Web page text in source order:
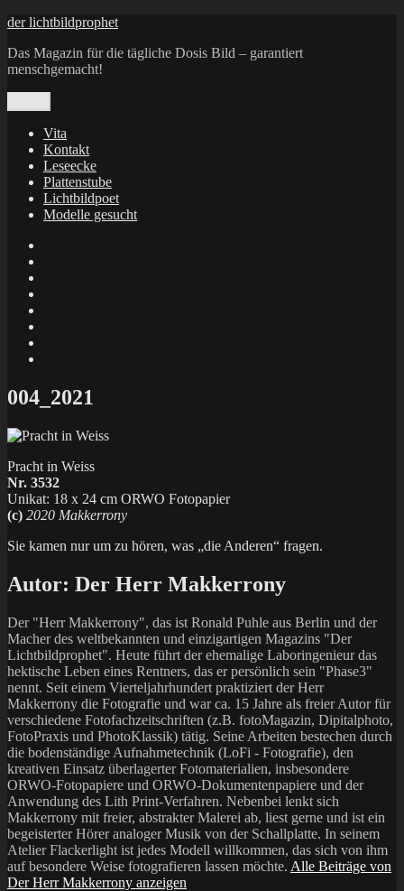
Zum
springen
der lichtbildprophet
Das Magazin für die tägliche Dosis Bild – garantiert
menschgemacht!
Vita
Kontakt
Leseecke
Plattenstube
Lichtbildpoet
Modelle gesucht
X
004_2021
Pracht in Weiss
Nr. 3532
Unikat: 18 x 24 cm ORWO Fotopapier
(c) 2020 Makkerrony
Sie kamen nur um zu hören, was „die Anderen“ fragen.
Autor: Der Herr Makkerrony
Der "Herr Makkerrony", das ist Ronald Puhle aus Berlin und der
Macher des weltbekannten und einzigartigen Magazins "Der
Lichtbildprophet". Heute führt der ehemalige Laboringenieur das
hektische Leben eines Rentners, das er persönlich sein "Phase3"
nennt. Seit einem Vierteljahrhundert praktiziert der Herr
Makkerrony die Fotografie und war ca. 15 Jahre als freier Autor für
verschiedene Fotofachzeitschriften (z.B. fotoMagazin, Dipitalphoto,
FotoPraxis und PhotoKlassik) tätig. Seine Arbeiten bestechen durch
die bodenständige Aufnahmetechnik (LoFi - Fotografie), den
kreativen Einsatz überlagerter Fotomaterialien, insbesondere
ORWO-Fotopapiere und ORWO-Dokumentenpapiere und der
Anwendung des Lith Print-Verfahren. Nebenbei lenkt sich
Makkerrony mit freier, abstrakter Malerei ab, liest gerne und ist ein
begeisterter Hörer analoger Musik von der Schallplatte. In seinem
Atelier Flackerlight ist jedes Modell willkommen, das sich von ihm
auf besondere Weise fotografieren lassen möchte. Alle Beiträge von
Der Herr Makkerrony anzeigen